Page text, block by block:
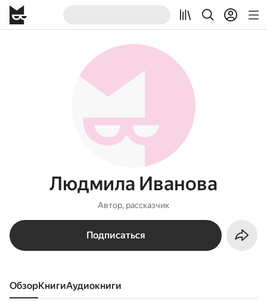
Людмила Иванова
Автор, рассказчик
Подписаться
Обзор книги аудиокниги